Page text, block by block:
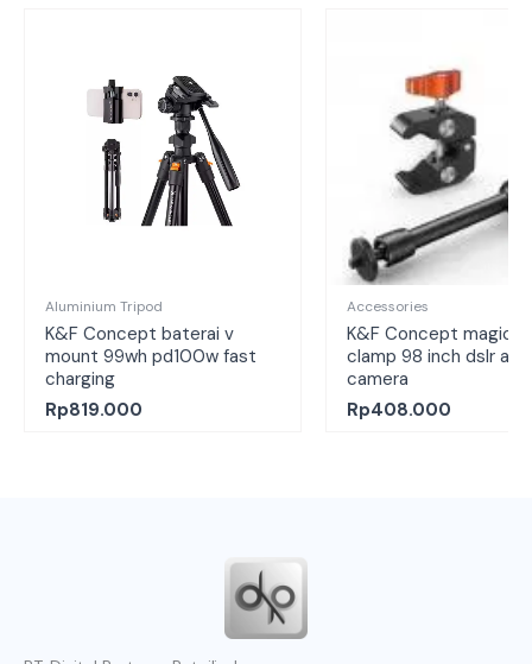
Aluminium Tripod
K&F Concept baterai v
mount 99wh pd100w fast
charging
Rp819.000
Accessories
K&F Concept magic
clamp 98 inch dslr
camera
Rp408.000